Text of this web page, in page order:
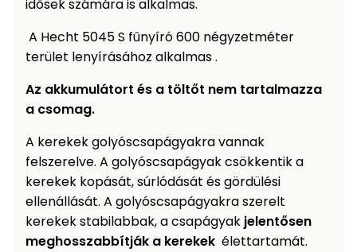
idősek számára is alkalmas.
A Hecht 5045 S fűnyíró 600 négyzetméter
terület lenyírásához alkalmas .
Az akkumulátort és a töltőt nem tartalmazza
a csomag.
A kerekek golyóscsapágyakra vannak
felszerelve. A golyóscsapágyak csökkentik a
kerekek kopását, súrlódását és gördülési
ellenállását. A golyóscsapágyakra szerelt
kerekek stabilabbak, a csapágyak jelentősen
meghosszabbítják a kerekek élettartamát.